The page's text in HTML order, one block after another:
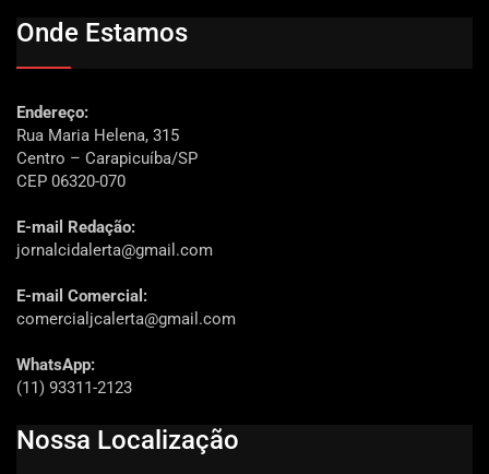
Onde Estamos
Endereço:
Rua Maria Helena, 315
Centro – Carapicuíba/SP
CEP 06320-070
E-mail Redação:
jornalcidalerta@gmail.com
E-mail Comercial:
comercialjcalerta@gmail.com
WhatsApp:
(11) 93311-2123
Nossa Localização